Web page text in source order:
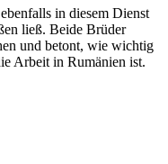
in diesem Dienst
ließ. Beide Brüder
und betont, wie wichtig
Arbeit in Rumänien ist.